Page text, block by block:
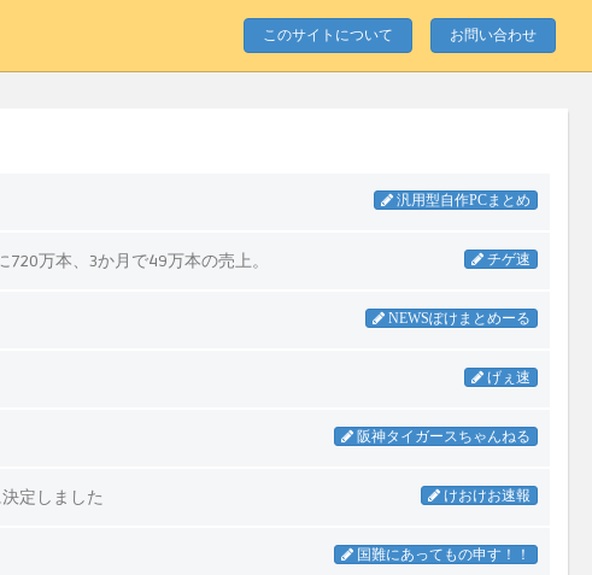
このサイトについて お問い合わせ